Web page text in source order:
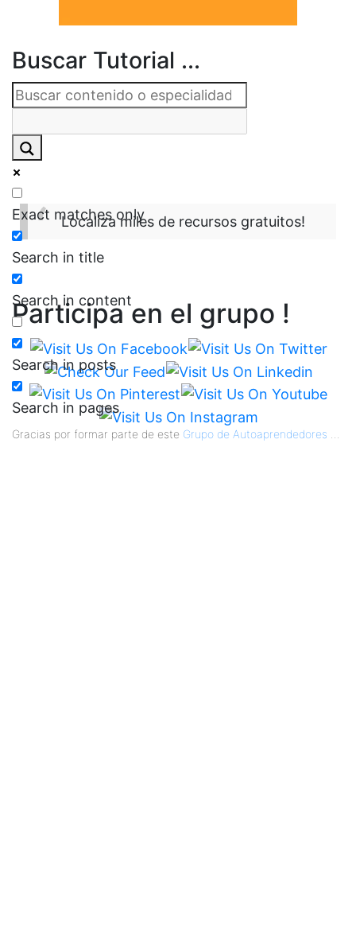
Buscar Tutorial ...
Exact matches only
Search in title
Search in content
Search in posts
Search in pages
Localiza miles de recursos gratuitos!
Participa en el grupo !
Gracias por formar parte de este Grupo de Autoaprendedores